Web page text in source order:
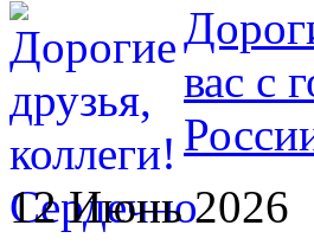
вас с
12 Июнь 2026